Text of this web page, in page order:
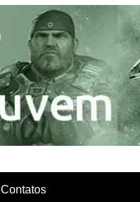
Contatos